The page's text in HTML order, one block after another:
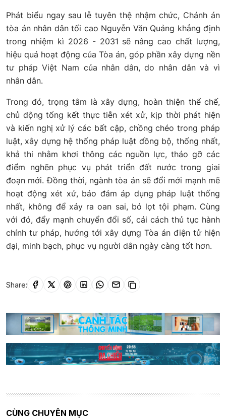
Phát biểu ngay sau lễ tuyên thệ nhậm chức, Chánh án
tòa án nhân dân tối cao Nguyễn Văn Quảng khẳng định
trong nhiệm kì 2026 - 2031 sẽ nâng cao chất lượng,
hiệu quả hoạt động của Tòa án, góp phần xây dựng nền
tư pháp Việt Nam của nhân dân, do nhân dân và vì
nhân dân.
Trong đó, trọng tâm là xây dựng, hoàn thiện thể chế,
chủ động tổng kết thực tiễn xét xử, kịp thời phát hiện
và kiến nghị xử lý các bất cập, chồng chéo trong pháp
luật, xây dựng hệ thống pháp luật đồng bộ, thống nhất,
khả thi nhằm khơi thông các nguồn lực, tháo gỡ các
điểm nghẽn phục vụ phát triển đất nước trong giai
đoạn mới. Đồng thời, ngành tòa án sẽ đổi mới mạnh mẽ
hoạt động xét xử, bảo đảm áp dụng pháp luật thống
nhất, không để xảy ra oan sai, bỏ lọt tội phạm. Cùng
với đó, đẩy mạnh chuyển đổi số, cải cách thủ tục hành
chính tư pháp, hướng tới xây dựng Tòa án điện tử hiện
đại, minh bạch, phục vụ người dân ngày càng tốt hơn.
Share:
CÙNG CHUYÊN MỤC